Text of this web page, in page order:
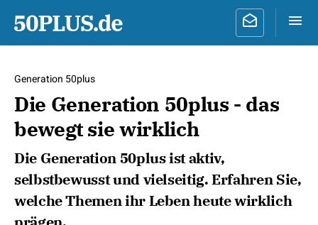
Generation 50plus
Die Generation 50plus - das
bewegt sie wirklich
Die Generation 50plus ist aktiv,
selbstbewusst und vielseitig. Erfahren Sie,
welche Themen ihr Leben heute wirklich